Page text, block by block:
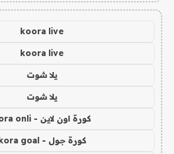
koora live
koora live
يلا شوت
يلا شوت
كورة اون لاين - kora onli
كورة جول - kora goal